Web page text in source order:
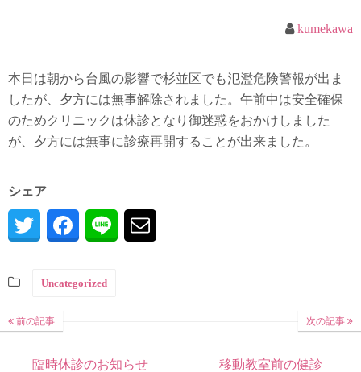
kumekawa
本日は朝から台風の影響で杉並区でも氾濫危険警報が出ま
したが、夕方には無事解除されました。午前中は安全確保
のためクリニックは休診となり御迷惑をおかけしました
が、夕方には無事に診療再開することが出来ました。
シェア
Uncategorized
前の記事
臨時休診のお知らせ
次の記事
移動教室前の健診